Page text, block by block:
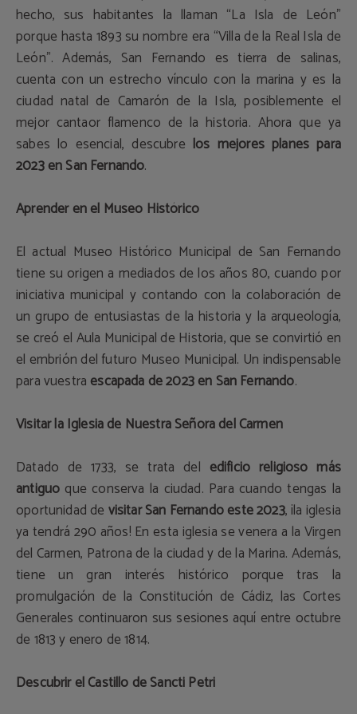
hecho, sus habitantes la llaman “La Isla de León”
porque hasta 1893 su nombre era “Villa de la Real Isla de
León”. Además, San Fernando es tierra de salinas,
cuenta con un estrecho vínculo con la marina y es la
ciudad natal de Camarón de la Isla, posiblemente el
mejor cantaor flamenco de la historia. Ahora que ya
sabes lo esencial, descubre los mejores planes para
2023 en San Fernando.
Aprender en el Museo Histórico
El actual Museo Histórico Municipal de San Fernando
tiene su origen a mediados de los años 80, cuando por
iniciativa municipal y contando con la colaboración de
un grupo de entusiastas de la historia y la arqueología,
se creó el Aula Municipal de Historia, que se convirtió en
el embrión del futuro Museo Municipal. Un indispensable
para vuestra escapada de 2023 en San Fernando.
Visitar la Iglesia de Nuestra Señora del Carmen
Datado de 1733, se trata del edificio religioso más
antiguo que conserva la ciudad. Para cuando tengas la
oportunidad de visitar San Fernando este 2023, ¡la iglesia
ya tendrá 290 años! En esta iglesia se venera a la Virgen
del Carmen, Patrona de la ciudad y de la Marina. Además,
tiene un gran interés histórico porque tras la
promulgación de la Constitución de Cádiz, las Cortes
Generales continuaron sus sesiones aquí entre octubre
de 1813 y enero de 1814.
Descubrir el Castillo de Sancti Petri